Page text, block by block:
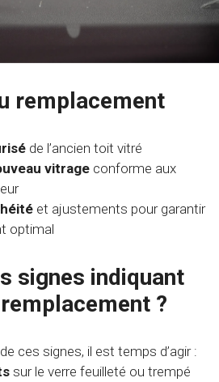
remplacement
de l’ancien toit vitré
vitrage conforme aux
et ajustements pour garantir
optimal
signes indiquant
?
ces signes, il est temps d’agir :
sur le verre feuilleté ou trempé